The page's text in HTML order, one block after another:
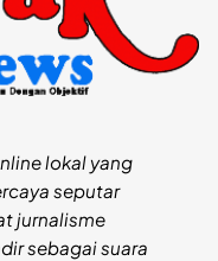
lokal yang
seputar
jurnalisme
sebagai suara